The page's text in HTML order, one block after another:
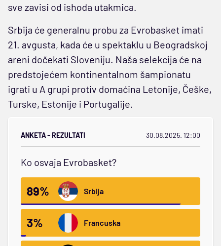
sve zavisi od ishoda utakmica.
Srbija će generalnu probu za Evrobasket imati
21. avgusta, kada će u spektaklu u Beogradskoj
areni dočekati Sloveniju. Naša selekcija će na
predstojećem kontinentalnom šampionatu
igrati u A grupi protiv domaćina Letonije, Češke,
Turske, Estonije i Portugalije.
ANKETA - REZULTATI 30.08.2025. 12:00
Ko osvaja Evrobasket?
89% Srbija
3% Francuska